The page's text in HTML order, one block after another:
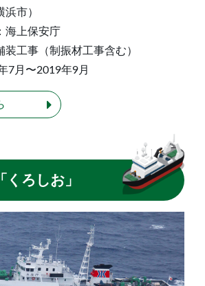
市）
海上保安庁
工事（制振材工事含む）
7月〜2019年9月
くろしお」